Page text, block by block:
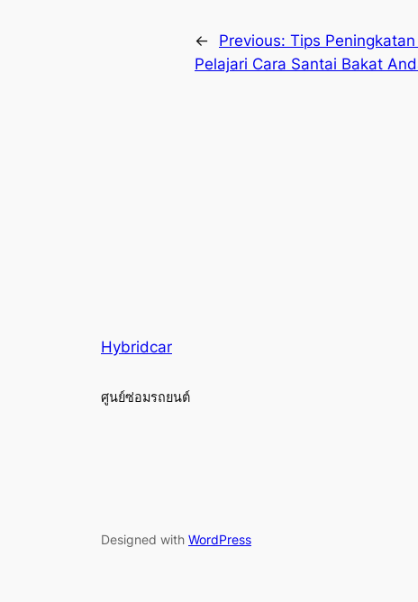
← Previous: Tips
Pelajari Cara Santai Bakat
Hybridcar
ศูนย์ซ่อมรถยนต์
Designed with WordPress